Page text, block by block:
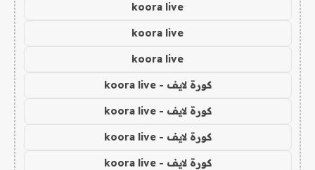
koora live
koora live
koora live
كورة لايف - koora live
كورة لايف - koora live
كورة لايف - koora live
كورة لايف - koora live